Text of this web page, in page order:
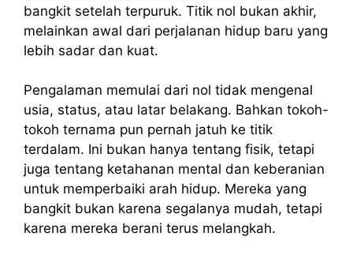
bangkit setelah terpuruk. Titik nol bukan akhir,
melainkan awal dari perjalanan hidup baru yang
lebih sadar dan kuat.
Pengalaman memulai dari nol tidak mengenal
usia, status, atau latar belakang. Bahkan tokoh-
tokoh ternama pun pernah jatuh ke titik
terdalam. Ini bukan hanya tentang fisik, tetapi
juga tentang ketahanan mental dan keberanian
untuk memperbaiki arah hidup. Mereka yang
bangkit bukan karena segalanya mudah, tetapi
karena mereka berani terus melangkah.